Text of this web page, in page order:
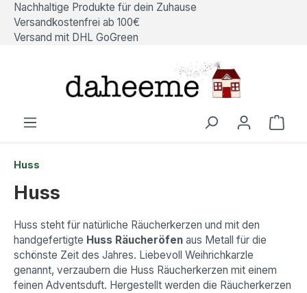
springen
Nachhaltige Produkte für dein Zuhause
Versandkostenfrei ab 100€
Versand mit DHL GoGreen
Huss
Huss
Huss steht für natürliche Räucherkerzen und mit den
handgefertigte Huss Räucheröfen aus Metall für die
schönste Zeit des Jahres. Liebevoll Weihrichkarzle
genannt, verzaubern die Huss Räucherkerzen mit einem
feinen Adventsduft. Hergestellt werden die Räucherkerzen